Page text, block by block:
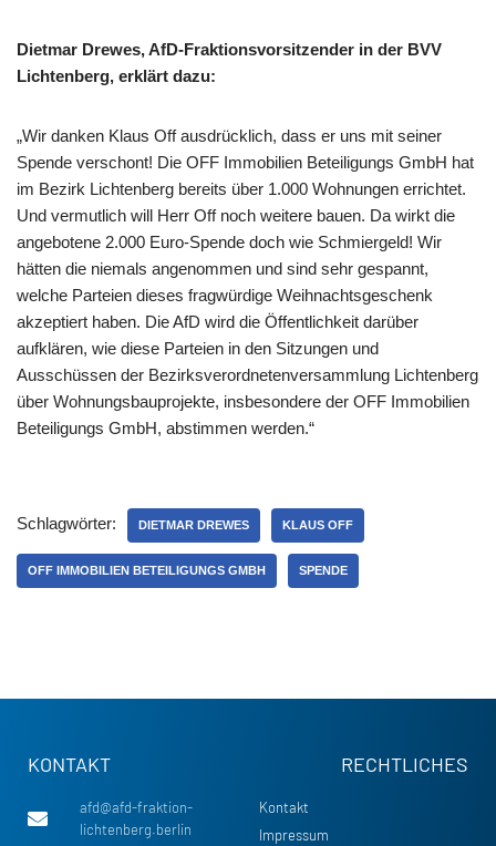
Dietmar Drewes, AfD-Fraktionsvorsitzender in der BVV
Lichtenberg, erklärt dazu:
„Wir danken Klaus Off ausdrücklich, dass er uns mit seiner
Spende verschont! Die OFF Immobilien Beteiligungs GmbH hat
im Bezirk Lichtenberg bereits über 1.000 Wohnungen errichtet.
Und vermutlich will Herr Off noch weitere bauen. Da wirkt die
angebotene 2.000 Euro-Spende doch wie Schmiergeld! Wir
hätten die niemals angenommen und sind sehr gespannt,
welche Parteien dieses fragwürdige Weihnachtsgeschenk
akzeptiert haben. Die AfD wird die Öffentlichkeit darüber
aufklären, wie diese Parteien in den Sitzungen und
Ausschüssen der Bezirksverordnetenversammlung Lichtenberg
über Wohnungsbauprojekte, insbesondere der OFF Immobilien
Beteiligungs GmbH, abstimmen werden.“
Schlagwörter: DIETMAR DREWES KLAUS OFF
OFF IMMOBILIEN BETEILIGUNGS GMBH SPENDE
KONTAKT
afd@afd-fraktion-
lichtenberg.berlin
RECHTLICHES
Kontakt
Impressum